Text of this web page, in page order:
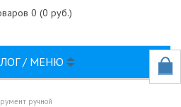
0 (0 руб.)
/ МЕНЮ
ручной